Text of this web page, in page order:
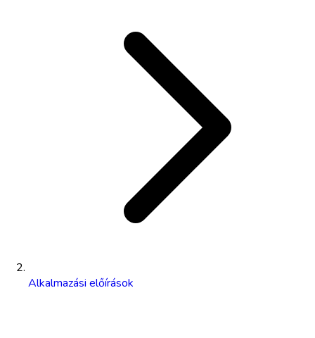
Alkalmazási előírások